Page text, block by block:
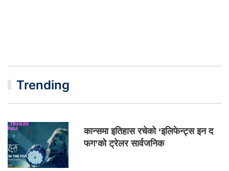
Trending
कान्समा इतिहास रचेको ‘इलिफेन्ट्स इन द
फग’को ट्रेलर सार्वजनिक